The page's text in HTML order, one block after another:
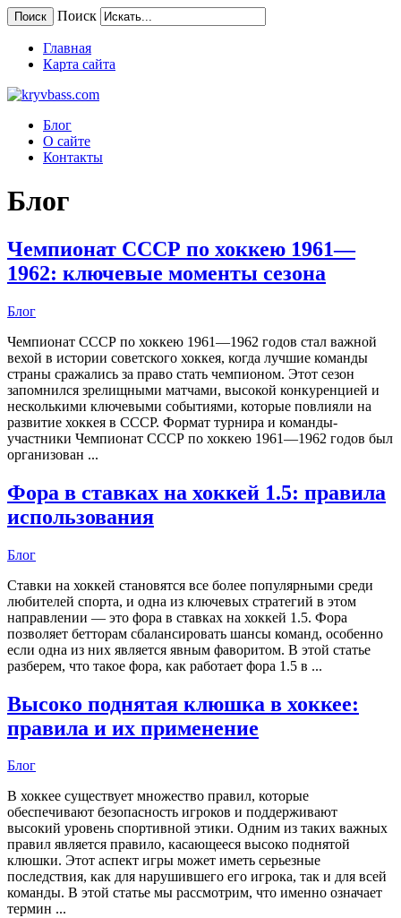
Поиск Поиск
Главная
Карта сайта
Блог
О сайте
Контакты
Блог
Чемпионат СССР по хоккею 1961—
1962: ключевые моменты сезона
Блог
Чемпионат СССР по хоккею 1961—1962 годов стал важной
вехой в истории советского хоккея, когда лучшие команды
страны сражались за право стать чемпионом. Этот сезон
запомнился зрелищными матчами, высокой конкуренцией и
несколькими ключевыми событиями, которые повлияли на
развитие хоккея в СССР. Формат турнира и команды-
участники Чемпионат СССР по хоккею 1961—1962 годов был
организован ...
Фора в ставках на хоккей 1.5: правила
использования
Блог
Ставки на хоккей становятся все более популярными среди
любителей спорта, и одна из ключевых стратегий в этом
направлении — это фора в ставках на хоккей 1.5. Фора
позволяет бетторам сбалансировать шансы команд, особенно
если одна из них является явным фаворитом. В этой статье
разберем, что такое фора, как работает фора 1.5 в ...
Высоко поднятая клюшка в хоккее:
правила и их применение
Блог
В хоккее существует множество правил, которые
обеспечивают безопасность игроков и поддерживают
высокий уровень спортивной этики. Одним из таких важных
правил является правило, касающееся высоко поднятой
клюшки. Этот аспект игры может иметь серьезные
последствия, как для нарушившего его игрока, так и для всей
команды. В этой статье мы рассмотрим, что именно означает
термин ...